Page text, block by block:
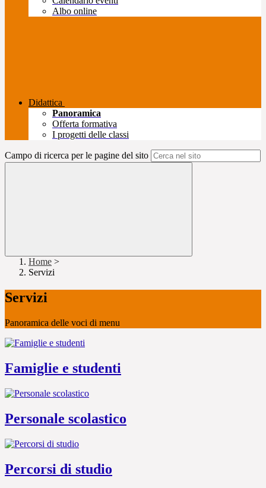
Albo online
Didattica
Panoramica
Offerta formativa
I progetti delle classi
Campo di ricerca per le pagine del sito
Home >
Servizi
Servizi
Panoramica delle voci di menu
Famiglie e studenti
Personale scolastico
Percorsi di studio